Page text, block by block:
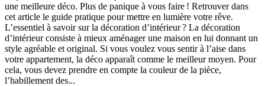
une meilleure déco. Plus de panique à vous faire ! Retrouver dans
cet article le guide pratique pour mettre en lumière votre rêve.
L’essentiel à savoir sur la décoration d’intérieur ? La décoration
d’intérieur consiste à mieux aménager une maison en lui donnant un
style agréable et original. Si vous voulez vous sentir à l’aise dans
votre appartement, la déco apparaît comme le meilleur moyen. Pour
cela, vous devez prendre en compte la couleur de la pièce,
l’habillement des...